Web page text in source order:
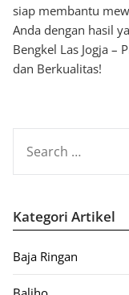
siap membantu
Anda dengan hasil
Bengkel Las Jogja –
dan Berkualitas!
FOR:
Kategori Artikel
Baja Ringan